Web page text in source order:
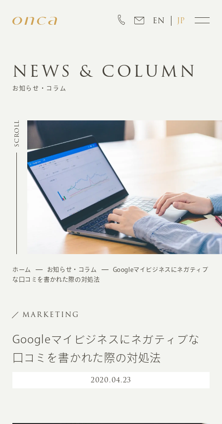
EN JP
INFORMATION
CREATION
MARKETING
NEWS & COLUMN
お知らせ・コラム
SCROLL
ホーム お知らせ・コラム
Googleマイビジネスにネガティブ
な口コミを書かれた際の対処法
MARKETING
Googleマイビジネスにネガティブな
口コミを書かれた際の対処法
2020.04.23